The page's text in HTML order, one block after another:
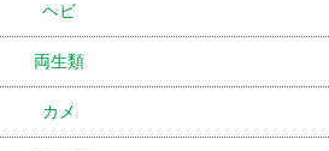
ヘビ
両生類
カメ